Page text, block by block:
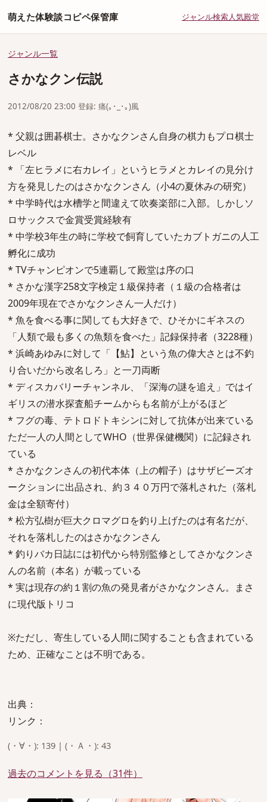
萌えた体験談コピペ保管庫 ジャンル検索人気殿堂
ジャンル一覧
さかなクン伝説
2012/08/20 23:00 登録: 痛(｡･_･｡)風
* 父親は囲碁棋士。さかなクンさん自身の棋力もプロ棋士
レベル
* 「左ヒラメに右カレイ」というヒラメとカレイの見分け
方を発見したのはさかなクンさん（小4の夏休みの研究）
* 中学時代は水槽学と間違えて吹奏楽部に入部。しかしソ
ロサックスで金賞受賞経験有
* 中学校3年生の時に学校で飼育していたカブトガニの人工
孵化に成功
* TVチャンピオンで5連覇して殿堂は序の口
* さかな漢字258文字検定１級保持者（１級の合格者は
2009年現在でさかなクンさん一人だけ）
* 魚を食べる事に関しても大好きで、ひそかにギネスの
「人類で最も多くの魚類を食べた」記録保持者（3228種）
* 浜崎あゆみに対して「【鮎】という魚の偉大さとは不釣
り合いだから改名しろ」と一刀両断
* ディスカバリーチャンネル、「深海の謎を追え」ではイ
ギリスの潜水探査船チームからも名前が上がるほど
* フグの毒、テトロドトキシンに対して抗体が出来ている
ただ一人の人間としてWHO（世界保健機関）に記録され
ている
* さかなクンさんの初代本体（上の帽子）はサザビーズオ
ークションに出品され、約３４０万円で落札された（落札
金は全額寄付）
* 松方弘樹が巨大クロマグロを釣り上げたのは有名だが、
それを落札したのはさかなクンさん
* 釣りバカ日誌には初代から特別監修としてさかなクンさ
んの名前（本名）が載っている
* 実は現存の約１割の魚の発見者がさかなクンさん。まさ
に現代版トリコ
※ただし、寄生している人間に関することも含まれている
ため、正確なことは不明である。
出典：
リンク：
(・∀・): 139 | (・Ａ・): 43
過去のコメントを見る（31件）